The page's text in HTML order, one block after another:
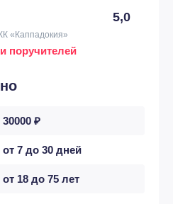
5,0
«Каппадокия»
поручителей
30000 ₽
от 7 до 30 дней
от 18 до 75 лет